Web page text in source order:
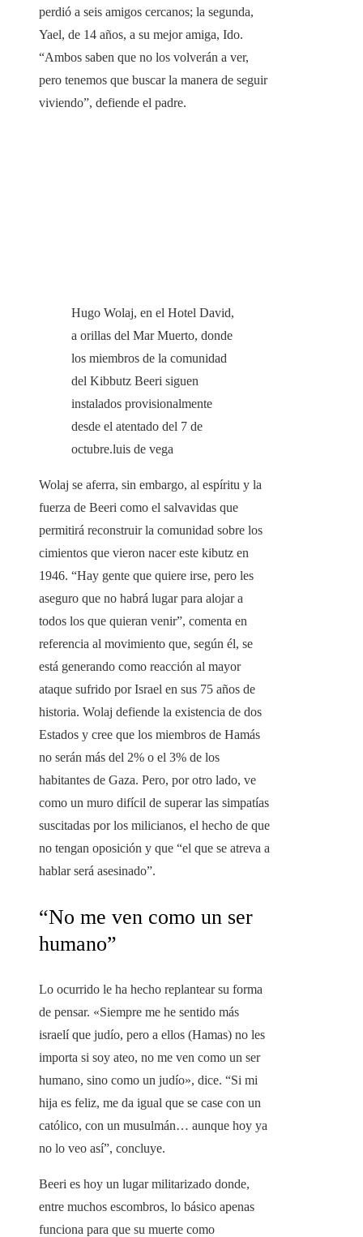
perdió a seis amigos cercanos; la segunda,
Yael, de 14 años, a su mejor amiga, Ido.
“Ambos saben que no los volverán a ver,
pero tenemos que buscar la manera de seguir
viviendo”, defiende el padre.
Hugo Wolaj, en el Hotel David,
a orillas del Mar Muerto, donde
los miembros de la comunidad
del Kibbutz Beeri siguen
instalados provisionalmente
desde el atentado del 7 de
octubre.luis de vega
Wolaj se aferra, sin embargo, al espíritu y la
fuerza de Beeri como el salvavidas que
permitirá reconstruir la comunidad sobre los
cimientos que vieron nacer este kibutz en
1946. “Hay gente que quiere irse, pero les
aseguro que no habrá lugar para alojar a
todos los que quieran venir”, comenta en
referencia al movimiento que, según él, se
está generando como reacción al mayor
ataque sufrido por Israel en sus 75 años de
historia. Wolaj defiende la existencia de dos
Estados y cree que los miembros de Hamás
no serán más del 2% o el 3% de los
habitantes de Gaza. Pero, por otro lado, ve
como un muro difícil de superar las simpatías
suscitadas por los milicianos, el hecho de que
no tengan oposición y que “el que se atreva a
hablar será asesinado”.
“No me ven como un ser
humano”
Lo ocurrido le ha hecho replantear su forma
de pensar. «Siempre me he sentido más
israelí que judío, pero a ellos (Hamas) no les
importa si soy ateo, no me ven como un ser
humano, sino como un judío», dice. “Si mi
hija es feliz, me da igual que se case con un
católico, con un musulmán… aunque hoy ya
no lo veo así”, concluye.
Beeri es hoy un lugar militarizado donde,
entre muchos escombros, lo básico apenas
funciona para que su muerte como